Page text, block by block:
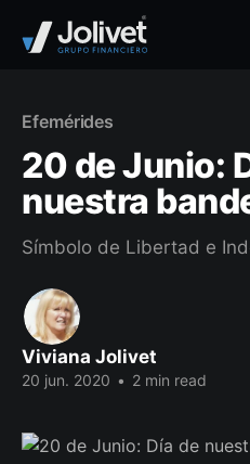
Efemérides
20 de Junio:
nuestra
Símbolo de Libertad e
Viviana Jolivet
20 jun. 2020 • 2 min read